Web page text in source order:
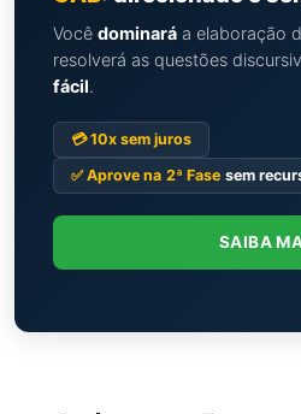
Você dominará a elaboração
resolverá as questões
fácil.
💳 10x sem juros
✅ Aprove na 2ª Fase sem
SAIBA